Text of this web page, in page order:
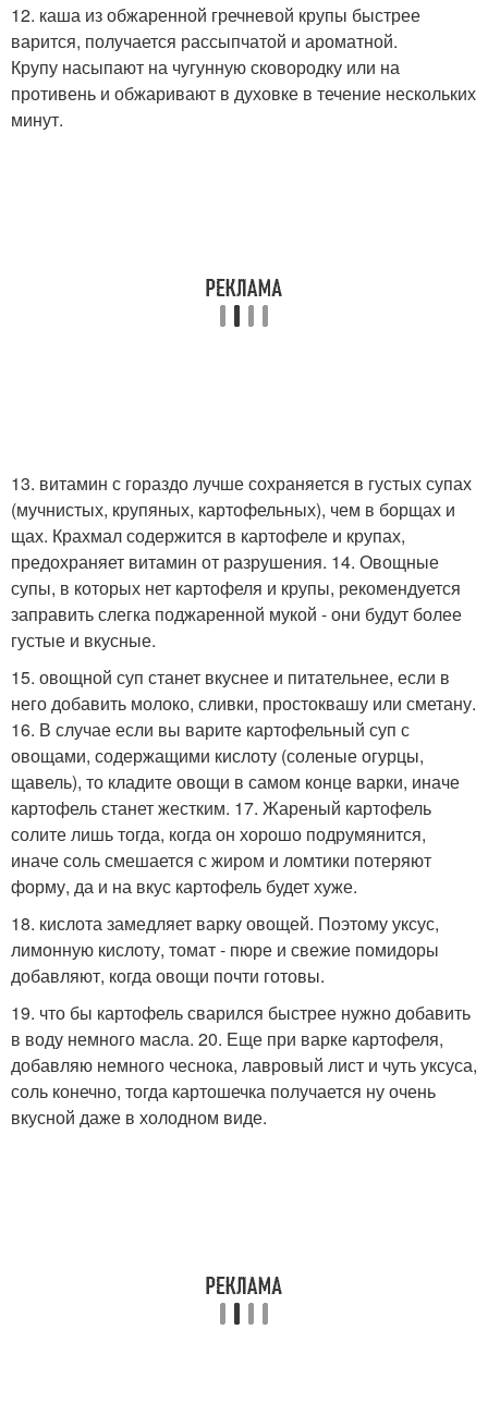
12. каша из обжаренной гречневой крупы быстрее
варится, получается рассыпчатой и ароматной.
Крупу насыпают на чугунную сковородку или на
противень и обжаривают в духовке в течение нескольких
минут.
13. витамин с гораздо лучше сохраняется в густых супах
(мучнистых, крупяных, картофельных), чем в борщах и
щах. Крахмал содержится в картофеле и крупах,
предохраняет витамин от разрушения. 14. Овощные
супы, в которых нет картофеля и крупы, рекомендуется
заправить слегка поджаренной мукой - они будут более
густые и вкусные.
15. овощной суп станет вкуснее и питательнее, если в
него добавить молоко, сливки, простоквашу или сметану.
16. В случае если вы варите картофельный суп с
овощами, содержащими кислоту (соленые огурцы,
щавель), то кладите овощи в самом конце варки, иначе
картофель станет жестким. 17. Жареный картофель
солите лишь тогда, когда он хорошо подрумянится,
иначе соль смешается с жиром и ломтики потеряют
форму, да и на вкус картофель будет хуже.
18. кислота замедляет варку овощей. Поэтому уксус,
лимонную кислоту, томат - пюре и свежие помидоры
добавляют, когда овощи почти готовы.
19. что бы картофель сварился быстрее нужно добавить
в воду немного масла. 20. Еще при варке картофеля,
добавляю немного чеснока, лавровый лист и чуть уксуса,
соль конечно, тогда картошечка получается ну очень
вкусной даже в холодном виде.